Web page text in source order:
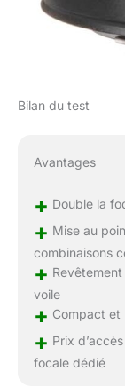
Bilan du test
Avantages
+ Double la
+ Mise au
combinaisons
+
voile
+ Compact et
+ Prix
focale dédié